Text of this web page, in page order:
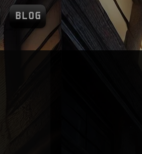
BLOG